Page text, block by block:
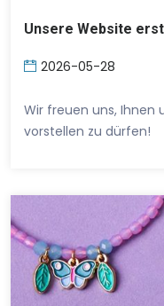
Unsere Website
2026-05-28
Wir freuen uns, Ihnen
vorstellen zu dürfen!